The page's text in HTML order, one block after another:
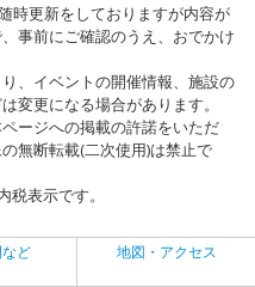
時更新をしておりますが内容が
事前にご確認のうえ、おでかけ
、イベントの開催情報、施設の
変更になる場合があります。
ージへの掲載の許諾をいただ
無断転載(二次使用)は禁止で
表示です。
ど 地図・アクセス